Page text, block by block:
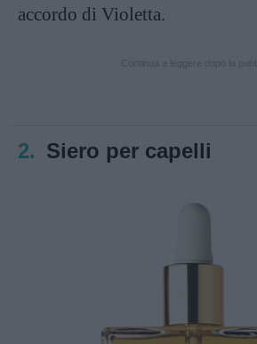
accordo di Violetta.
2. Siero per capelli